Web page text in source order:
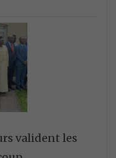
valident les